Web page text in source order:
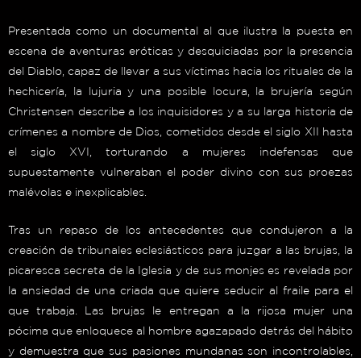
Presentada como un documental al que ilustra la puesta en
escena de aventuras eróticas y desquiciadas por la presencia
del Diablo, capaz de llevar a sus víctimas hacia los rituales de la
hechicería, la lujuria y una posible locura, la brujería según
Christensen describe a los inquisidores y a su larga historia de
crímenes a nombre de Dios, cometidos desde el siglo XII hasta
el siglo XVI, torturando a mujeres indefensas que
supuestamente vulneraban el poder divino con sus proezas
malévolas e inexplicables.
Tras un repaso de los antecedentes que condujeron a la
creación de tribunales eclesiásticos para juzgar a las brujas, la
picaresca secreta de la Iglesia y de sus monjes es revelada por
la ansiedad de una criada que quiere seducir al fraile para el
que trabaja. Las brujas le entregan a la rijosa mujer una
pócima que enloquece al hombre agazapado detrás del hábito
y demuestra que sus pasiones mundanas son incontrolables,